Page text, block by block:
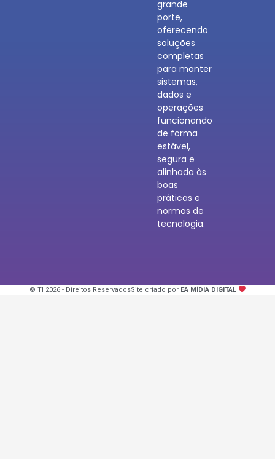
grande
porte,
oferecendo
soluções
completas
para manter
sistemas,
dados e
operações
funcionando
de forma
estável,
segura e
alinhada às
boas
práticas e
normas de
tecnologia.
© TI 2026 - Direitos ReservadosSite criado por EA MÍDIA DIGITAL